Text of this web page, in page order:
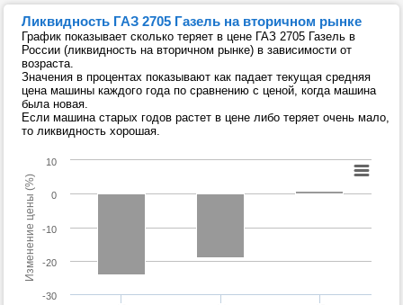
Ликвидность ГАЗ 2705 Газель на вторичном рынке
График показывает сколько теряет в цене ГАЗ 2705 Газель в
России (ликвидность на вторичном рынке) в зависимости от
возраста.
Значения в процентах показывают как падает текущая средняя
цена машины каждого года по сравнению с ценой, когда машина
была новая.
Если машина старых годов растет в цене либо теряет очень мало,
то ликвидность хорошая.
Изменение цены (%)
-30
-20
-10
0
10